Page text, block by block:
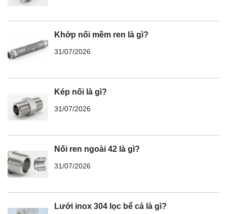
Khớp nối mềm ren là gì?
31/07/2026
Kép nối là gì?
31/07/2026
Nối ren ngoài 42 là gì?
31/07/2026
Lưới inox 304 lọc bể cá là gì?